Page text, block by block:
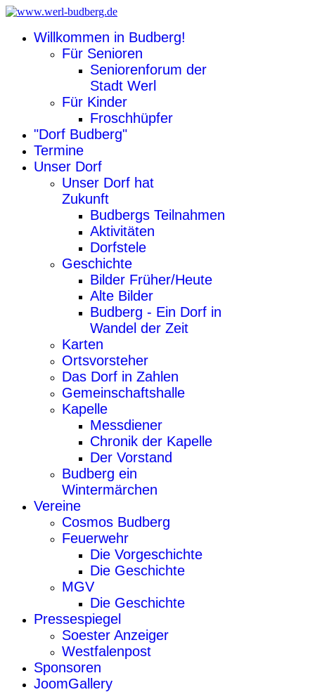
Willkommen in Budberg!
Für Senioren
Seniorenforum der
Stadt Werl
Für Kinder
Froschhüpfer
"Dorf Budberg"
Termine
Unser Dorf
Unser Dorf hat
Zukunft
Budbergs Teilnahmen
Aktivitäten
Dorfstele
Geschichte
Bilder Früher/Heute
Alte Bilder
Budberg - Ein Dorf in
Wandel der Zeit
Karten
Ortsvorsteher
Das Dorf in Zahlen
Gemeinschaftshalle
Kapelle
Messdiener
Chronik der Kapelle
Der Vorstand
Budberg ein
Wintermärchen
Vereine
Cosmos Budberg
Feuerwehr
Die Vorgeschichte
Die Geschichte
MGV
Die Geschichte
Pressespiegel
Soester Anzeiger
Westfalenpost
Sponsoren
JoomGallery